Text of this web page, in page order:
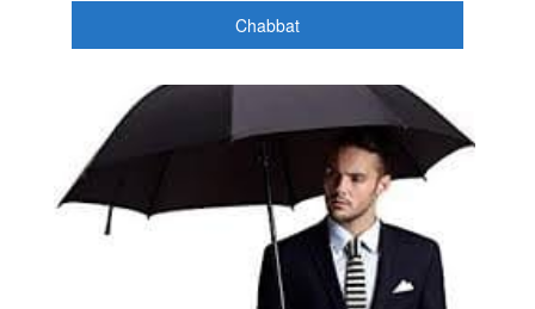
Chabbat